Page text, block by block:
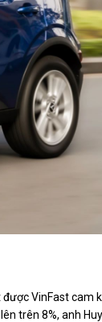
được VinFast cam
trên 8%, anh Huy